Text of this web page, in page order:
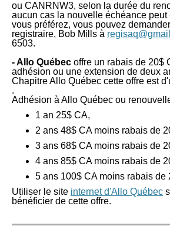
ou CANRNW3, selon la durée du
aucun cas la nouvelle échéance peut
vous préférez, vous pouvez
registraire, Bob Mills à
6503.
- Allo Québec offre un rabais de 20$
adhésion ou une extension de deux
Chapitre Allo Québec cette offre est
.
Adhésion à Allo Québec ou
1 an 25$ CA,
2 ans 48$ CA moins rabais de
3 ans 68$ CA moins rabais de
4 ans 85$ CA moins rabais de
5 ans 100$ CA moins rabais de
Utiliser le site internet d'Allo Québec
bénéficier de cette offre.